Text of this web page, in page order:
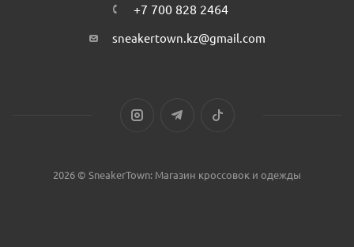
+7 700 828 2464
sneakertown.kz@gmail.com
2026 © SneakerTown: Магазин кроссовок и одежды